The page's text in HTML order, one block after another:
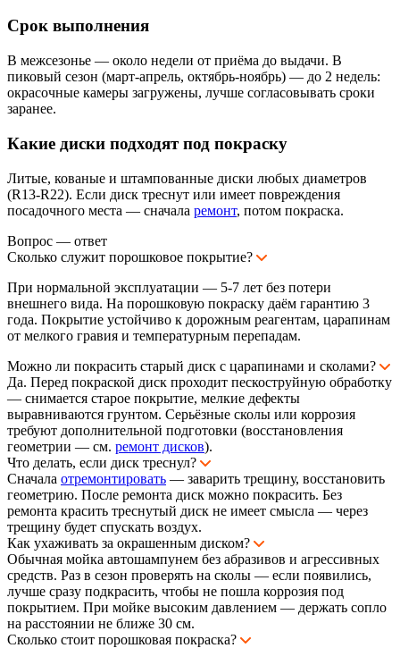
Срок выполнения
В межсезонье — около недели от приёма до выдачи. В
пиковый сезон (март-апрель, октябрь-ноябрь) — до 2 недель:
окрасочные камеры загружены, лучше согласовывать сроки
заранее.
Какие диски подходят под покраску
Литые, кованые и штампованные диски любых диаметров
(R13-R22). Если диск треснут или имеет повреждения
посадочного места — сначала ремонт, потом покраска.
Вопрос — ответ
Сколько служит порошковое покрытие?
При нормальной эксплуатации — 5-7 лет без потери
внешнего вида. На порошковую покраску даём гарантию 3
года. Покрытие устойчиво к дорожным реагентам, царапинам
от мелкого гравия и температурным перепадам.
Можно ли покрасить старый диск с царапинами и сколами?
Да. Перед покраской диск проходит пескоструйную обработку
— снимается старое покрытие, мелкие дефекты
выравниваются грунтом. Серьёзные сколы или коррозия
требуют дополнительной подготовки (восстановления
геометрии — см. ремонт дисков).
Что делать, если диск треснул?
Сначала отремонтировать — заварить трещину, восстановить
геометрию. После ремонта диск можно покрасить. Без
ремонта красить треснутый диск не имеет смысла — через
трещину будет спускать воздух.
Как ухаживать за окрашенным диском?
Обычная мойка автошампунем без абразивов и агрессивных
средств. Раз в сезон проверять на сколы — если появились,
лучше сразу подкрасить, чтобы не пошла коррозия под
покрытием. При мойке высоким давлением — держать сопло
на расстоянии не ближе 30 см.
Сколько стоит порошковая покраска?